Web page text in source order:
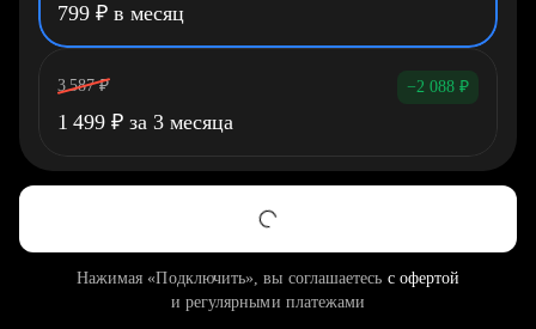
799 ₽ в месяц
3 587 ₽ −2 088 ₽
1 499 ₽ за 3 месяца
Нажимая «Подключить», вы соглашаетесь с офертой
и регулярными платежами